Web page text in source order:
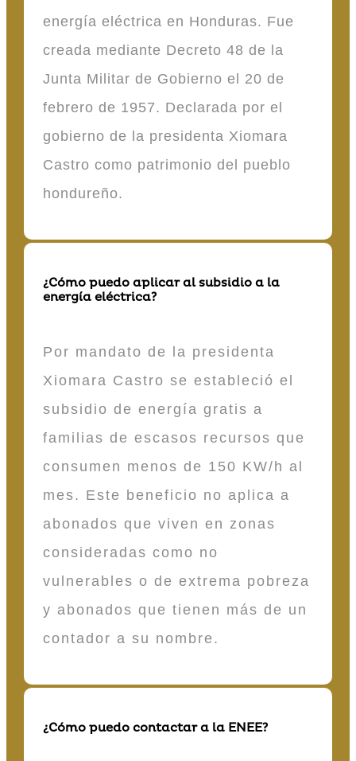
energía eléctrica en Honduras. Fue
creada mediante Decreto 48 de la
Junta Militar de Gobierno el 20 de
febrero de 1957. Declarada por el
gobierno de la presidenta Xiomara
Castro como patrimonio del pueblo
hondureño.
¿Cómo puedo aplicar al subsidio a la
energía eléctrica?
Por mandato de la presidenta
Xiomara Castro se estableció el
subsidio de energía gratis a
familias de escasos recursos que
consumen menos de 150 KW/h al
mes. Este beneficio no aplica a
abonados que viven en zonas
consideradas como no
vulnerables o de extrema pobreza
y abonados que tienen más de un
contador a su nombre.
¿Cómo puedo contactar a la ENEE?